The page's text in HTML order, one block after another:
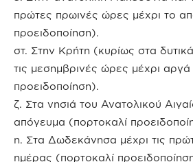
πρώτες πρωινές ώρες μέχρι το
προειδοποίηση).
στ. Στην Κρήτη (κυρίως στα
τις μεσημβρινές ώρες μέχρι
προειδοποίηση).
ζ. Στα νησιά του Ανατολικού
απόγευμα (πορτοκαλί
η. Στα Δωδεκάνησα μέχρι τις
ημέρας (πορτοκαλί